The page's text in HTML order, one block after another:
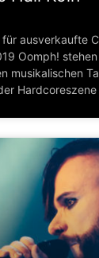
ausverkaufte
Oomph!
musikalischen